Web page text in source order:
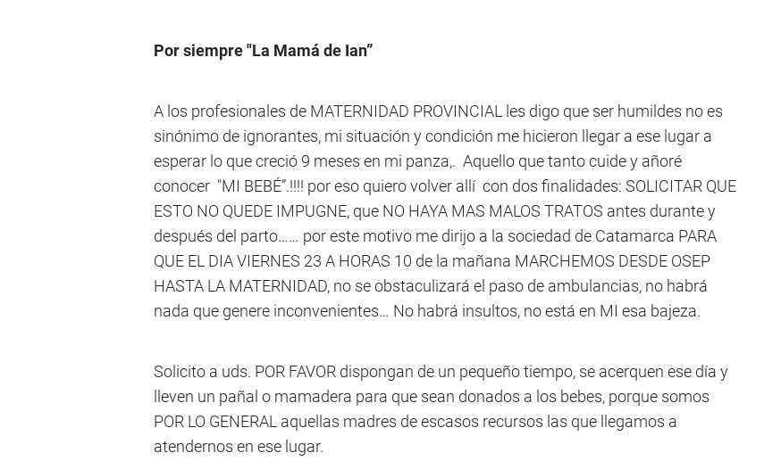
Por siempre "La Mamá de Ian”
A los profesionales de MATERNIDAD PROVINCIAL les digo que ser humildes no es
sinónimo de ignorantes, mi situación y condición me hicieron llegar a ese lugar a
esperar lo que creció 9 meses en mi panza,. Aquello que tanto cuide y añoré
conocer "MI BEBÉ”.!!!! por eso quiero volver allí con dos finalidades: SOLICITAR QUE
ESTO NO QUEDE IMPUGNE, que NO HAYA MAS MALOS TRATOS antes durante y
después del parto…… por este motivo me dirijo a la sociedad de Catamarca PARA
QUE EL DIA VIERNES 23 A HORAS 10 de la mañana MARCHEMOS DESDE OSEP
HASTA LA MATERNIDAD, no se obstaculizará el paso de ambulancias, no habrá
nada que genere inconvenientes… No habrá insultos, no está en MI esa bajeza.
Solicito a uds. POR FAVOR dispongan de un pequeño tiempo, se acerquen ese día y
lleven un pañal o mamadera para que sean donados a los bebes, porque somos
POR LO GENERAL aquellas madres de escasos recursos las que llegamos a
atendernos en ese lugar.